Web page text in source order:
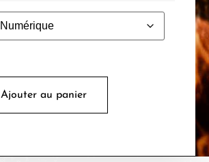
Ajouter au panier